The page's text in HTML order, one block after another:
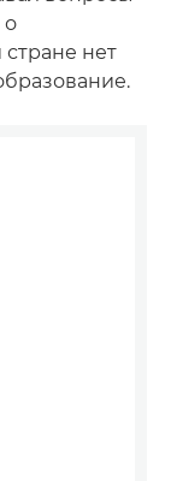
о
нет